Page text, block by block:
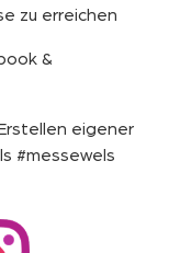
zu erreichen
&
eigener
#messewels